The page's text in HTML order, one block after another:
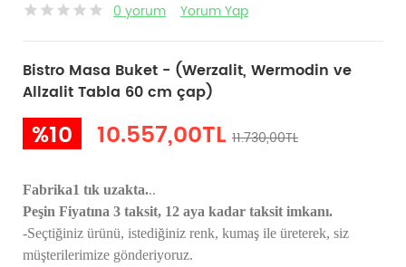
0 yorum
Yorum Yap
Bistro Masa Buket - (Werzalit, Wermodin ve
Allzalit Tabla 60 cm çap)
%10 10.557,00TL 11.730,00TL
Fabrika1 tık uzakta...
Peşin Fiyatına 3 taksit, 12 aya kadar taksit imkanı.
-Seçtiğiniz ürünü, istediğiniz renk, kumaş ile üreterek, siz
müşterilerimize gönderiyoruz.